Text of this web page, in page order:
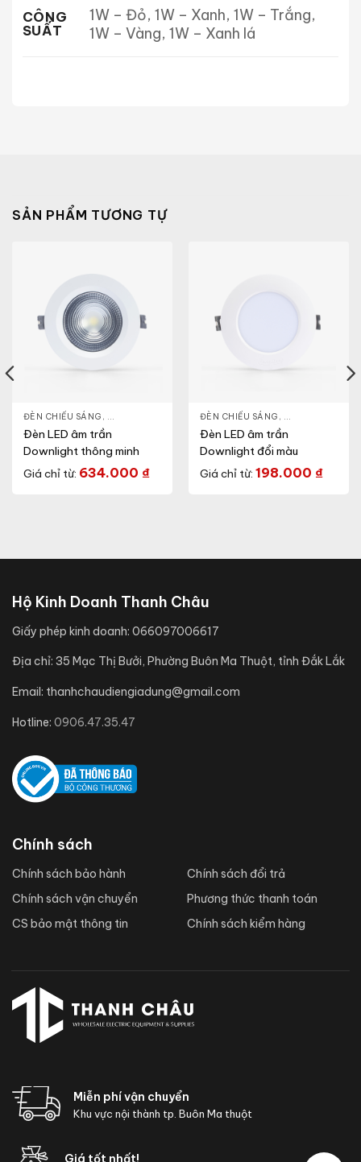
CÔNG
SUẤT
1W – Đỏ, 1W – Xanh, 1W – Trắng,
1W – Vàng, 1W – Xanh lá
SẢN PHẨM TƯƠNG TỰ
ĐÈN CHIẾU SÁNG , ĐÈN LED DOWNLIGHT, THIẾT BỊ CHIẾU SÁNG
Đèn LED âm trần
Downlight thông minh
Giá chỉ từ: 634.000 ₫
ĐÈN CHIẾU SÁNG , ĐÈN LED
Đèn LED âm trần
Downlight đổi màu
Giá chỉ từ: 198.000 ₫
, THIẾT BỊ CHIẾU SÁNG
Hộ Kinh Doanh Thanh Châu
Giấy phép kinh doanh: 066097006617
Địa chỉ: 35 Mạc Thị Bưởi, Phường Buôn Ma Thuột, tỉnh Đắk Lắk
Email: thanhchaudiengiadung@gmail.com
Hotline: 0906.47.35.47
Chính sách
Chính sách bảo hành
Chính sách vận chuyển
CS bảo mật thông tin
Chính sách đổi trả
Phương thức thanh toán
Chính sách kiểm hàng
Miễn phí vận chuyển
Khu vực nội thành tp. Buôn Ma thuột
Giá tốt nhất!